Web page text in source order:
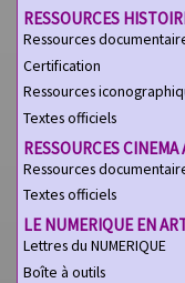
RESSOURCES
Ressources
Certification
Ressources
Textes officiels
RESSOURCES CINEMA
Ressources
Textes officiels
LE NUMERIQUE EN
Lettres du NUMERIQUE
Boîte à outils